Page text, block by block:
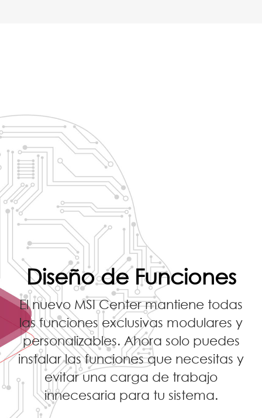
Diseño de Funciones
El nuevo MSI Center mantiene todas
las funciones exclusivas modulares y
personalizables. Ahora solo puedes
instalar las funciones que necesitas y
evitar una carga de trabajo
innecesaria para tu sistema.